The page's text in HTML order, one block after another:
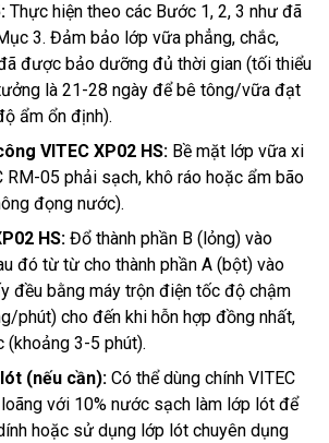
Thực hiện theo các Bước 1, 2, 3 như đã
3. Đảm bảo lớp vữa phẳng, chắc,
được bảo dưỡng đủ thời gian (tối thiểu
là 21-28 ngày để bê tông/vữa đạt
ẩm ổn định).
VITEC XP02 HS: Bề mặt lớp vữa xi
RM-05 phải sạch, khô ráo hoặc ẩm bão
đọng nước).
HS: Đổ thành phần B (lỏng) vào
đó từ từ cho thành phần A (bột) vào
đều bằng máy trộn điện tốc độ chậm
phút) cho đến khi hỗn hợp đồng nhất,
(khoảng 3-5 phút).
(nếu cần): Có thể dùng chính VITEC
với 10% nước sạch làm lớp lót để
hoặc sử dụng lớp lót chuyên dụng